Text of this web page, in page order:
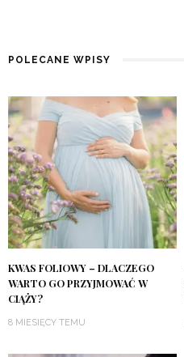
POLECANE WPISY
KWAS FOLIOWY – DLACZEGO
WARTO GO PRZYJMOWAĆ W
CIĄŻY?
8 MIESIĘCY TEMU